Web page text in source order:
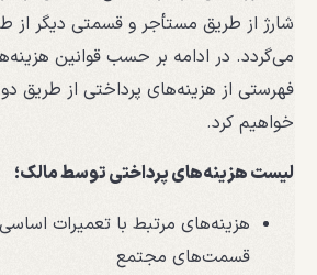
شارژ از طریق مستأجر و قسمتی دیگر از
می‌گردد. در ادامه بر حسب قوانین هزینه‌های
فهرستی از هزینه‌های پرداختی از طریق دو
خواهیم کرد.
لیست هزینه‌های پرداختی توسط مالک؛
هزینه‌های مرتبط با تعمیرات اساسی
قسمت‌های مجتمع